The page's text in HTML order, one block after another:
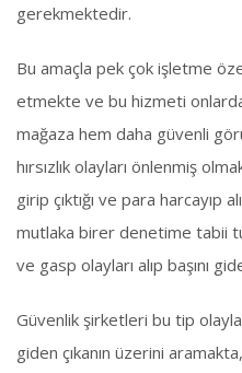
gerekmektedir.
Bu amaçla pek çok işletme
etmekte ve bu hizmeti
mağaza hem daha güvenli
hırsızlık olayları önlenmiş
girip çıktığı ve para harcayıp
mutlaka birer denetime tabii
ve gasp olayları alıp başını
Güvenlik şirketleri bu tip
giden çıkanın üzerini